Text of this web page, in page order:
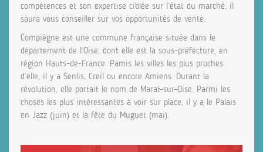
compétences et son expertise ciblée sur l’état du marché, il
saura vous conseiller sur vos opportunités de vente.
Compiègne est une commune française située dans le
département de l’Oise, dont elle est la sous-préfecture, en
région Hauts-de-France. Pamis les villes les plus proches
d’elle, il y a Senlis, Creil ou encore Amiens. Durant la
révolution, elle portait le nom de Marat-sur-Oise. Parmi les
choses les plus intéressantes à voir sur place, il y a le Palais
en Jazz (juin) et la fête du Muguet (mai).